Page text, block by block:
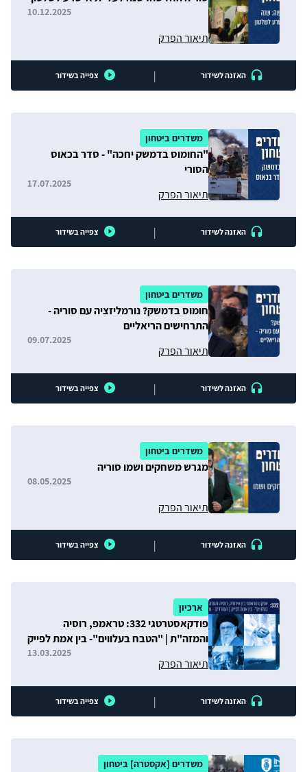
תיאור הפרק
10.12.2025
האזנה לשידור צפייה בשידור
משדרים ביטחון
"החומוס בדמשק יחכה" - סדר בכאוס
הסורי
תיאור הפרק
17.07.2025
האזנה לשידור צפייה בשידור
משדרים ביטחון
חומוס בדמשק? נורמליזציה עם סוריה -
התרחישים הריאליים
תיאור הפרק
09.07.2025
האזנה לשידור צפייה בשידור
משדרים ביטחון
מגרש משחקים ושמו סוריה
תיאור הפרק
08.05.2025
האזנה לשידור צפייה בשידור
ארכיון
פודקאסטרטגי 332: טראמפ, רוסיה
והמזה"ת | "הטבח בעלווים"- בין אמת לפייק
תיאור הפרק
13.03.2025
האזנה לשידור צפייה בשידור
משדרים [אקסטרה] ביטחון